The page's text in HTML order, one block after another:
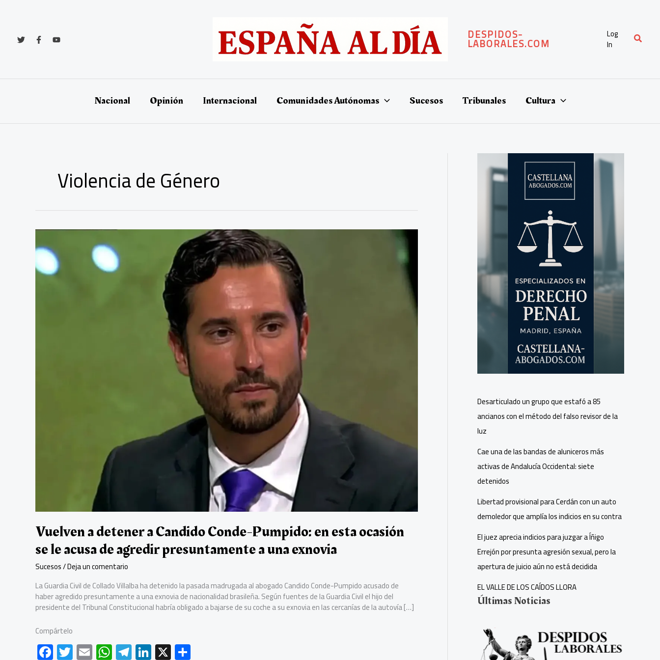
DESPIDOS-
LABORALES.COM
Log
In Buscar
Nacional Opinión Internacional Comunidades Autónomas Sucesos Tribunales Cultura
Violencia de Género
Vuelven a detener a Candido Conde-Pumpido: en esta ocasión
se le acusa de agredir presuntamente a una exnovia
Sucesos/Deja un comentario
La Guardia Civil de Collado Villalba ha detenido la pasada madrugada al abogado Candido Conde-Pumpido acusado de
haber agredido presuntamente a una exnovia de nacionalidad brasileña. Según fuentes de la Guardia Civil el hijo del
presidente del Tribunal Constitucional habría obligado a bajarse de su coche a su exnovia en las cercanías de la autovía […]
Compártelo
F T E W Te Li X
Desarticulado un grupo que estafó a 85
ancianos con el método del falso revisor de la
luz
Cae una de las bandas de aluniceros más
activas de Andalucía Occidental: siete
detenidos
Libertad provisional para Cerdán con un auto
demoledor que amplía los indicios en su contra
El juez aprecia indicios para juzgar a Íñigo
Errejón por presunta agresión sexual, pero la
apertura de juicio aún no está decidida
EL VALLE DE LOS CAÍDOS LLORA
Últimas Noticias